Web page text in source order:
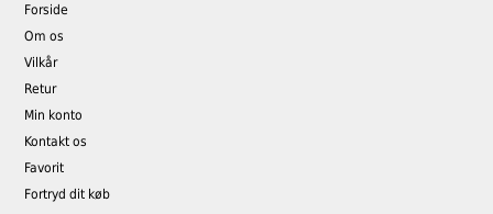
Forside
Om os
Vilkår
Retur
Min konto
Kontakt os
Favorit
Fortryd dit køb